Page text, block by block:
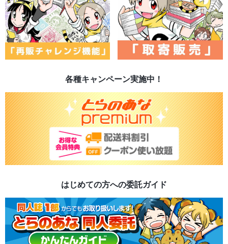
各種キャンペーン実施中！
はじめての方への委託ガイド